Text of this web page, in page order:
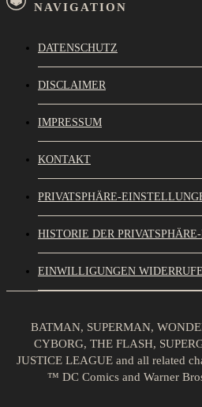
NAVIGATION
DATENSCHUTZ
DISCLAIMER
IMPRESSUM
KONTAKT
PRIVATSPHÄRE-
HISTORIE DER
EINWILLIGUNGEN
BATMAN, SUPERMAN,
CYBORG, THE FLASH,
JUSTICE LEAGUE and all related
™ DC Comics and Warner